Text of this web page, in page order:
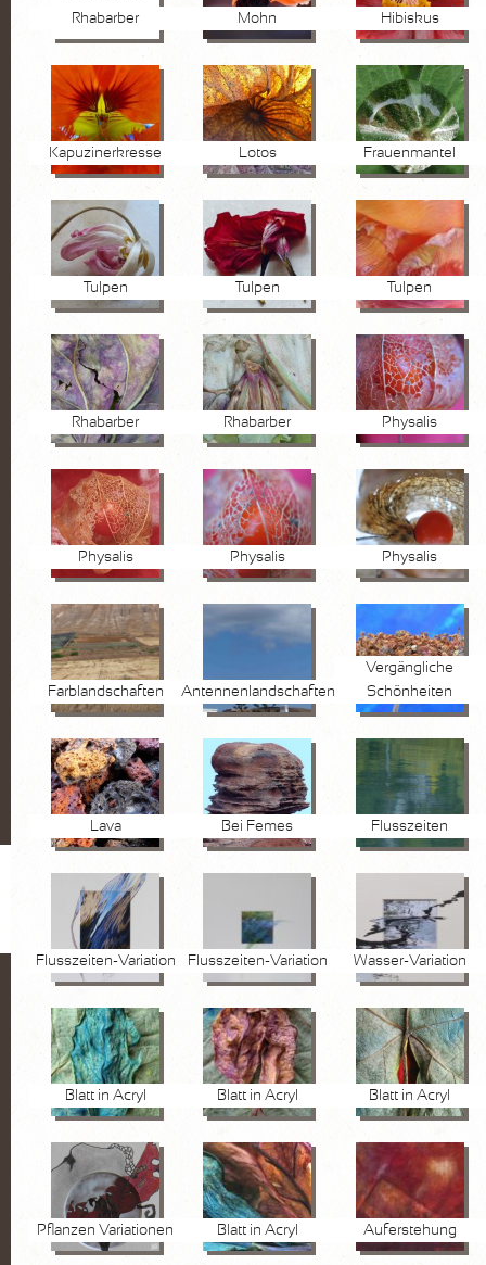
Rhabarber Mohn Hibiskus
Kapuzinerkresse Lotos Frauenmantel
Tulpen Tulpen Tulpen
Rhabarber Rhabarber Physalis
Physalis Physalis Physalis
Farblandschaften Antennenlandschaften
Vergängliche
Schönheiten
Lava Bei Femes Flusszeiten
Flusszeiten-Variation Flusszeiten-Variation Wasser-Variation
Blatt in Acryl Blatt in Acryl Blatt in Acryl
Pflanzen Variationen Blatt in Acryl Auferstehung